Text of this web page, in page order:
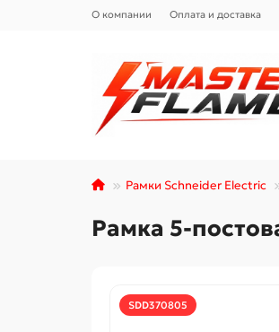
О компании Оплата и доставка
Рамки Schneider Electric
Рамка 5-
SDD370805